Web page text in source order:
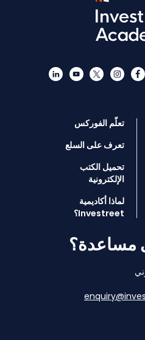
تعلّم الفوركس
تعرف على السلع
تحميل الكتب
الإلكترونية
لماذا أكاديمية
Investreet؟
مساعدة؟